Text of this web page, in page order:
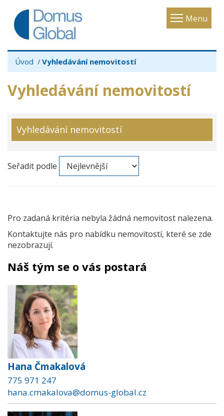
Menu
Toggle
Úvod Vyhledávání nemovitostí
Vyhledávání nemovitostí
Vyhledávání nemovitostí
Seřadit podle
Pro zadaná kritéria nebyla žádná nemovitost nalezena.
Kontaktujte nás pro nabídku nemovitostí, které se zde
nezobrazují.
Náš tým se o vás postará
Hana Čmakalová
775 971 247
hana.cmakalova@domus-global.cz